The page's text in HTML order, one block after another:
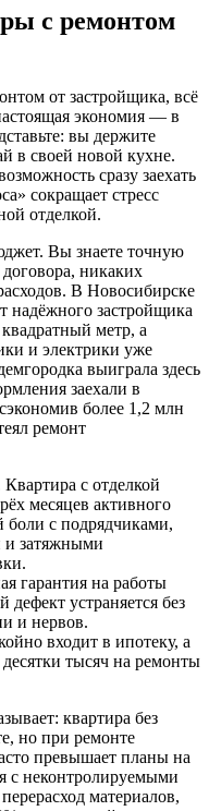
с ремонтом
от застройщика, всё
экономия — в
вы держите
в своей новой кухне.
сразу заехать
сокращает стресс
отделкой.
Вы знаете точную
никаких
В Новосибирске
надёжного застройщика
метр, а
и электрики уже
выиграла здесь
заехали в
более 1,2 млн
ремонт
с отделкой
месяцев активного
боли с подрядчиками,
и затяжными
гарантия на работы
дефект устраняется без
и нервов.
входит в ипотеку, а
тысяч на ремонты
квартира без
но при ремонте
превышает планы на
с неконтролируемыми
материалов,